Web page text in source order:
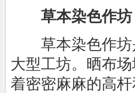
草本染色作坊
草本染色作坊
大型工坊。晒布
着密密麻麻的高